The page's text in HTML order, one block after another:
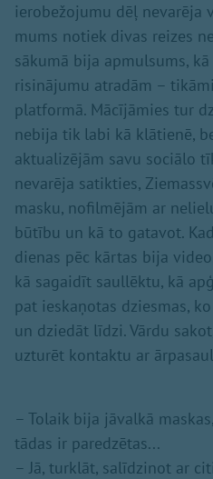
ierobežojumu dēļ nevarēja
mums notiek divas reizes
sākumā bija apmulsums,
risinājumu atradām –
platformā. Mācījāmies tur
nebija tik labi kā klātienē,
aktualizējām savu sociālo
nevarēja satikties,
masku, nofilmējām ar
būtību un kā to gatavot.
dienas pēc kārtas bija
kā sagaidīt saullēktu, kā
pat ieskaņotas dziesmas,
un dziedāt līdzi. Vārdu
uzturēt kontaktu ar
– Tolaik bija jāvalkā
tādas ir paredzētas...
– Jā, turklāt, salīdzinot ar